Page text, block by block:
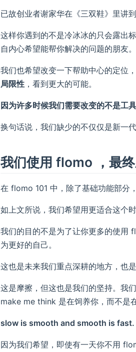
已故创业者谢家华在《三双鞋》里
这样你遇到的不是冷冰冰的只会露出
自内心希望能帮你解决的问题的朋友。
我们也希望改变一下帮助中心的定位，
局限性 ，看到更大的可能。
因为许多时候我们需要改变的不是工
换句话说，我们缺少的不仅仅是新一
我们使用 flomo ，最
在 flomo 101 中，除了基础功能部分
如上文所说，我们希望用更适合这
我们的目的不是为了让你更多的使用
为更好的自己。
这也是未来我们重点深耕的地方，也
这是摩擦，但这也是我们的坚持。我
make me think 是在饲养你，而不是
slow is smooth and smooth is fast.
因为我们希望，即使有一天你不用